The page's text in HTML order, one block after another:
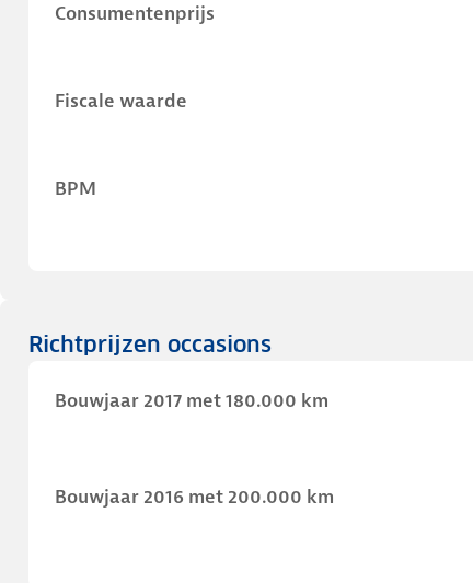
Consumentenprijs
Fiscale waarde
BPM
Richtprijzen occasions
Bouwjaar 2017 met 180.000 km
Bouwjaar 2016 met 200.000 km